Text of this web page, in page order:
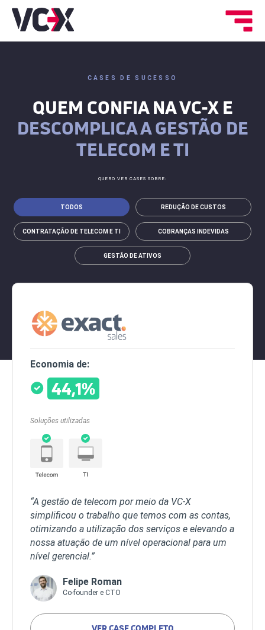
CASES DE SUCESSO
QUEM CONFIA NA VC-X E
DESCOMPLICA A GESTÃO DE
TELECOM E TI
QUERO VER CASES SOBRE:
TODOS REDUÇÃO DE CUSTOS
CONTRATAÇÃO DE TELECOM E TI COBRANÇAS INDEVIDAS
GESTÃO DE ATIVOS
Economia de:
44,1%
Soluções utilizadas
“A gestão de telecom por meio da VC-X
simplificou o trabalho que temos com as contas,
otimizando a utilização dos serviços e elevando a
nossa atuação de um nível operacional para um
nível gerencial.”
Felipe Roman
Co-founder e CTO